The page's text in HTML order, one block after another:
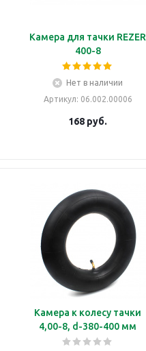
Камера для тачки REZER
400-8
Нет в наличии
Артикул: 06.002.00006
168 руб.
Камера к колесу тачки
4,00-8, d-380-400 мм